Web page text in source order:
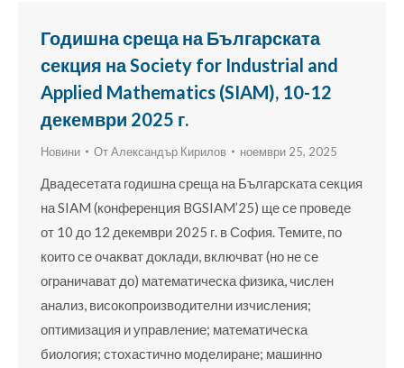
Годишна среща на Българската
секция на Society for Industrial and
Applied Mathematics (SIAM), 10-12
декември 2025 г.
Новини ОтАлександър Кирилов ноември 25, 2025
Двадесетата годишна среща на Българската секция
на SIAM (конференция BGSIAM’25) ще се проведе
от 10 до 12 декември 2025 г. в София. Темите, по
които се очакват доклади, включват (но не се
ограничават до) математическа физика, числен
анализ, високопроизводителни изчисления;
оптимизация и управление; математическа
биология; стохастично моделиране; машинно